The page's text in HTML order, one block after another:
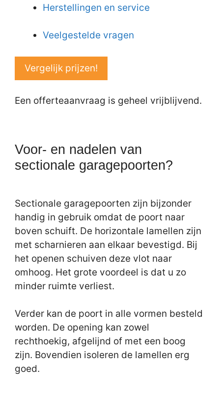
Herstellingen en service
Veelgestelde vragen
Vergelijk prijzen!
Een offerteaanvraag is geheel vrijblijvend.
Voor- en nadelen van
sectionale garagepoorten?
Sectionale garagepoorten zijn bijzonder
handig in gebruik omdat de poort naar
boven schuift. De horizontale lamellen zijn
met scharnieren aan elkaar bevestigd. Bij
het openen schuiven deze vlot naar
omhoog. Het grote voordeel is dat u zo
minder ruimte verliest.
Verder kan de poort in alle vormen besteld
worden. De opening kan zowel
rechthoekig, afgelijnd of met een boog
zijn. Bovendien isoleren de lamellen erg
goed.